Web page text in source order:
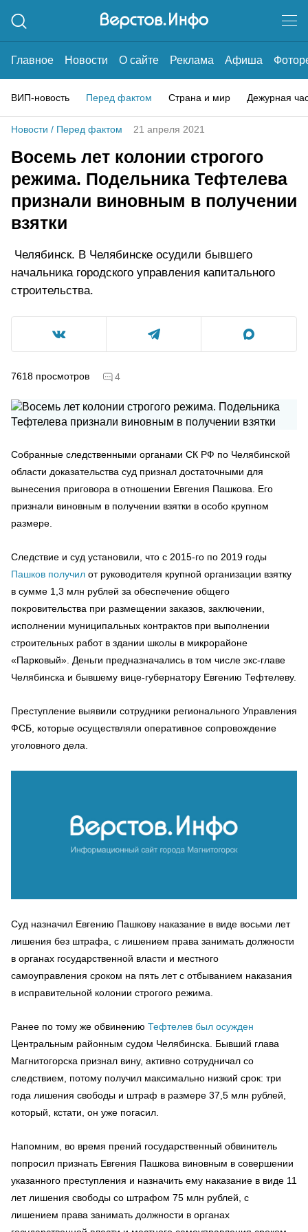
Главное Новости О сайте Реклама Афиша
ВИП-новость Перед фактом Страна и мир Дежурная
Новости / Перед фактом 21 апреля 2021
Восемь лет колонии строгого
режима. Подельника Тефтелева
признали виновным в получении
взятки
Челябинск. В Челябинске осудили бывшего
начальника городского управления капитального
строительства.
7618 просмотров 4
Собранные следственными органами СК РФ по Челябинской
области доказательства суд признал достаточными для
вынесения приговора в отношении Евгения Пашкова. Его
признали виновным в получении взятки в особо крупном
размере.
Следствие и суд установили, что с 2015-го по 2019 годы
Пашков получил от руководителя крупной организации взятку
в сумме 1,3 млн рублей за обеспечение общего
покровительства при размещении заказов, заключении,
исполнении муниципальных контрактов при выполнении
строительных работ в здании школы в микрорайоне
«Парковый». Деньги предназначались в том числе экс-главе
Челябинска и бывшему вице-губернатору Евгению Тефтелеву.
Преступление выявили сотрудники регионального Управления
ФСБ, которые осуществляли оперативное сопровождение
уголовного дела.
Суд назначил Евгению Пашкову наказание в виде восьми лет
лишения без штрафа, с лишением права занимать должности
в органах государственной власти и местного
самоуправления сроком на пять лет с отбыванием наказания
в исправительной колонии строгого режима.
Ранее по тому же обвинению Тефтелев был осужден
Центральным районным судом Челябинска. Бывший глава
Магнитогорска признал вину, активно сотрудничал со
следствием, потому получил максимально низкий срок: три
года лишения свободы и штраф в размере 37,5 млн рублей,
который, кстати, он уже погасил.
Напомним, во время прений государственный обвинитель
попросил признать Евгения Пашкова виновным в совершении
указанного преступления и назначить ему наказание в виде 11
лет лишения свободы со штрафом 75 млн рублей, с
лишением права занимать должности в органах